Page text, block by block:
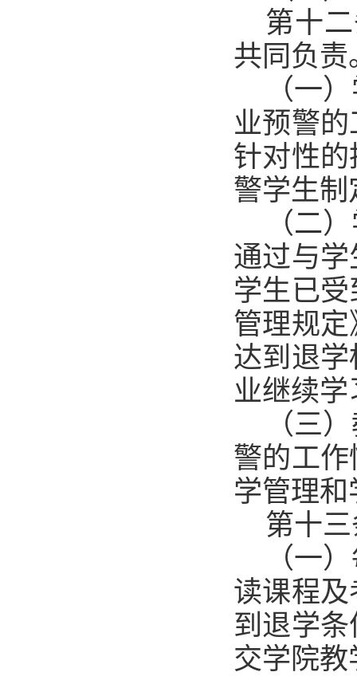
第十
共同负责
（一
业预警
针对性
警学生
（二
通过与
学生已
管理规
达到退
业继续
（三
警的工
学管理
第十
（一
读课程
到退学
交学院